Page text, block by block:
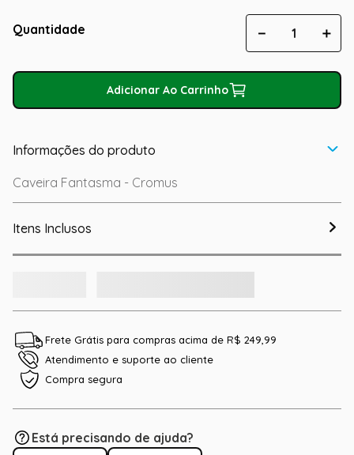
Quantidade ＋
－
Adicionar Ao Carrinho
Informações do produto
Caveira Fantasma - Cromus
Itens Inclusos
Frete Grátis para compras acima de R$ 249,99
Atendimento e suporte ao cliente
Compra segura
Está precisando de ajuda?